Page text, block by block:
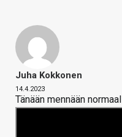
Juha Kokkonen
14.4.2023
Tänään mennään